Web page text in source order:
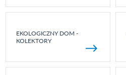
EKOLOGICZNY DOM -
KOLEKTORY